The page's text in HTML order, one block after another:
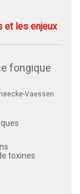
et les enjeux
fongique
Vaessen
toxines